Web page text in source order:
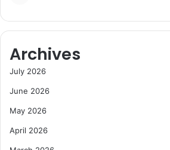
Archives
July 2026
June 2026
May 2026
April 2026